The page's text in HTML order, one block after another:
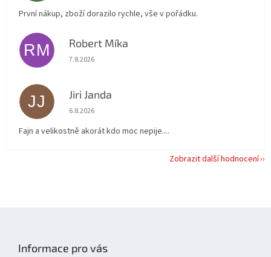
První nákup, zboží dorazilo rychle, vše v pořádku.
RM Robert Míka
Hodnocení obchodu je 5 z 5 hvězdiček.
7.8.2026
JJ Jiri Janda
Hodnocení obchodu je 5 z 5 hvězdiček.
6.8.2026
Fajn a velikostně akorát kdo moc nepije....
Zobrazit další hodnocení
Informace pro vás